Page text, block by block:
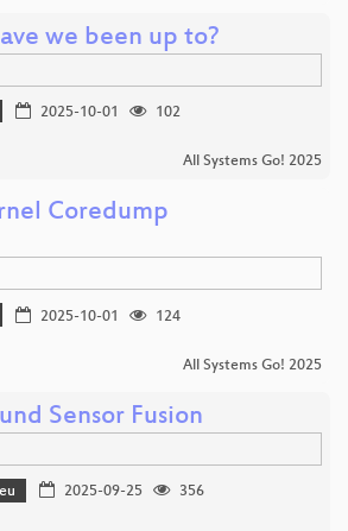
we been up to?
2025-10-01
102
All Systems Go! 2025
Coredump
2025-10-01
124
All Systems Go! 2025
Sensor Fusion
2025-09-25
356